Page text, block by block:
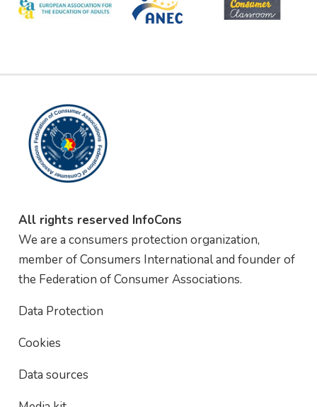
All rights reserved InfoCons
We are a consumers protection organization,
member of Consumers International and founder of
the Federation of Consumer Associations.
Data Protection
Cookies
Data sources